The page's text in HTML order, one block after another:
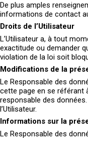
De plus amples
informations de contact
Droits de l’Utilisateur
L’Utilisateur a, à tout
exactitude ou demander
violation de la loi soit
Modifications de la
Le Responsable des
cette page en se référant
responsable des
l’Utilisateur.
Informations sur la
Le Responsable des